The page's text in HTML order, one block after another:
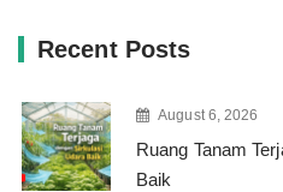
Recent Posts
August 6, 2026
Ruang Tanam
Baik